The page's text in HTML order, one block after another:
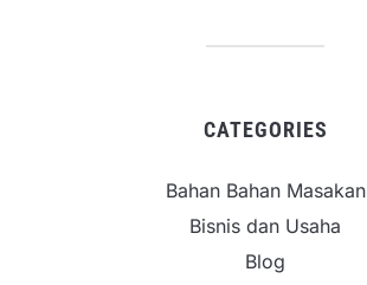
CATEGORIES
Bahan Bahan Masakan
Bisnis dan Usaha
Blog